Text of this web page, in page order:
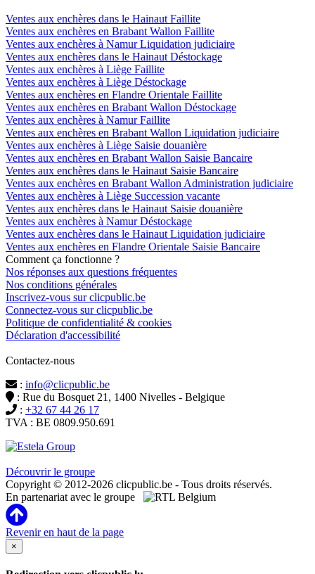
Ventes aux enchères dans le Hainaut Faillite
Ventes aux enchères en Brabant Wallon Faillite
Ventes aux enchères à Namur Liquidation judiciaire
Ventes aux enchères dans le Hainaut Déstockage
Ventes aux enchères à Liège Faillite
Ventes aux enchères à Liège Déstockage
Ventes aux enchères en Flandre Orientale Faillite
Ventes aux enchères en Brabant Wallon Déstockage
Ventes aux enchères à Namur Faillite
Ventes aux enchères en Brabant Wallon Liquidation judiciaire
Ventes aux enchères à Liège Saisie douanière
Ventes aux enchères en Brabant Wallon Saisie Bancaire
Ventes aux enchères dans le Hainaut Saisie Bancaire
Ventes aux enchères en Brabant Wallon Administration judiciaire
Ventes aux enchères à Liège Succession vacante
Ventes aux enchères dans le Hainaut Saisie douanière
Ventes aux enchères à Namur Déstockage
Ventes aux enchères dans le Hainaut Liquidation judiciaire
Ventes aux enchères en Flandre Orientale Saisie Bancaire
Comment ça fonctionne ?
Nos réponses aux questions fréquentes
Nos conditions générales
Inscrivez-vous sur clicpublic.be
Connectez-vous sur clicpublic.be
Politique de confidentialité & cookies
Déclaration d'accessibilité
Contactez-nous
: info@clicpublic.be
: Rue du Bosquet 21, 1400 Nivelles - Belgique
: +32 67 44 26 17
TVA : BE 0809.950.691
Découvrir le groupe
Copyright © 2012-2026 clicpublic.be - Tous droits réservés.
En partenariat avec le groupe
Revenir en haut de la page
×